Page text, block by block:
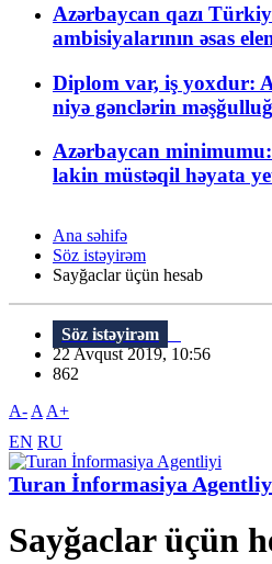
Azərbaycan qazı
ambisiyalarının əsas
Diplom var, iş yoxdur:
niyə gənclərin
Azərbaycan minimumu:
lakin müstəqil həyata
Ana səhifə
Söz istəyirəm
Sayğaclar üçün hesab
Söz istəyirəm
22 Avqust 2019, 10:56
862
A- A A+
EN RU
Turan İnformasiya
Sayğaclar üçün